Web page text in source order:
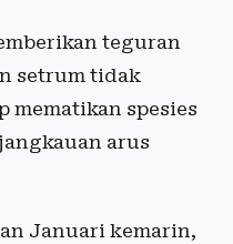
teguran
setrum tidak
mematikan spesies
arus
Januari kemarin,